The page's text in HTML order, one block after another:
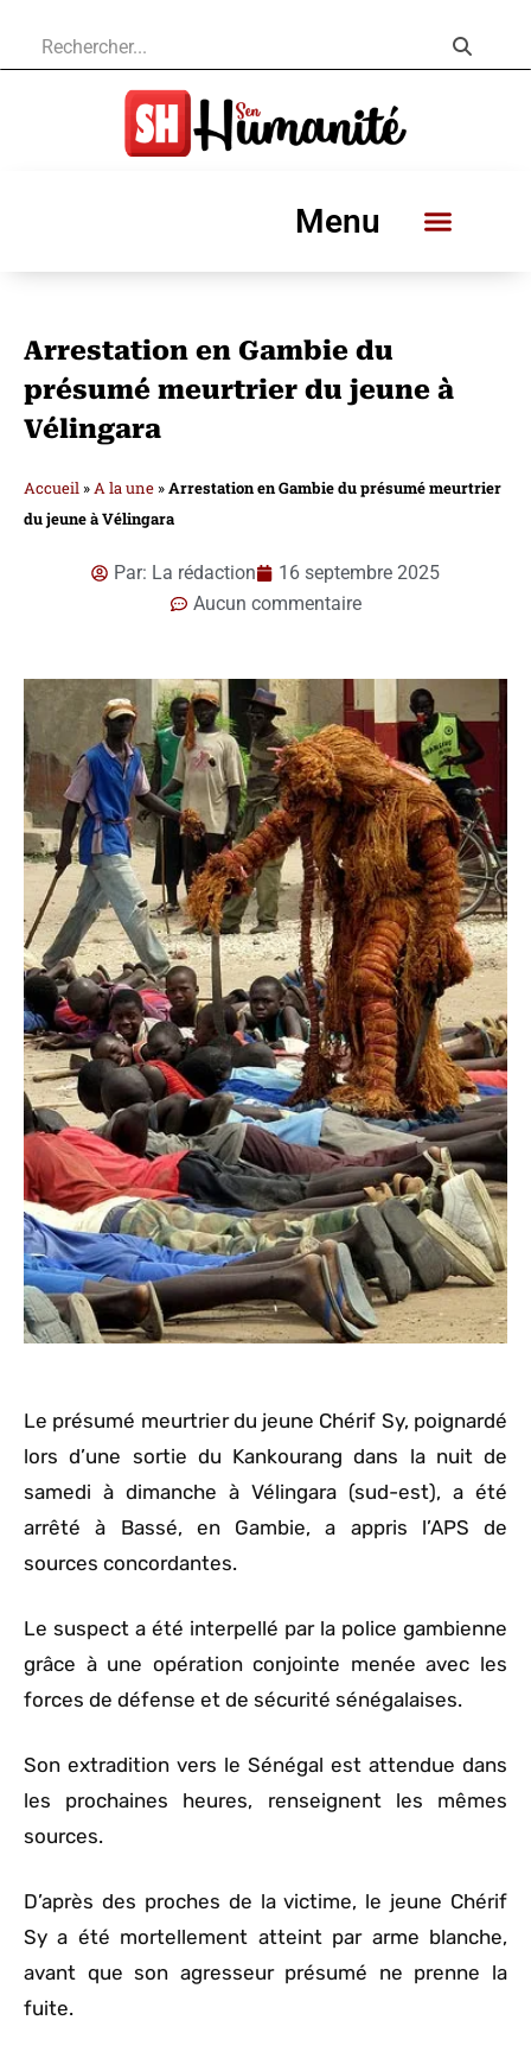
Menu
Arrestation en Gambie du
présumé meurtrier du jeune à
Vélingara
Accueil »A la une »Arrestation en Gambie du présumé meurtrier
du jeune à Vélingara
Par: La rédaction
16 septembre 2025
Aucun commentaire
Le présumé meurtrier du jeune Chérif Sy, poignardé
lors d’une sortie du Kankourang dans la nuit de
samedi à dimanche à Vélingara (sud-est), a été
arrêté à Bassé, en Gambie, a appris l’APS de
sources concordantes.
Le suspect a été interpellé par la police gambienne
grâce à une opération conjointe menée avec les
forces de défense et de sécurité sénégalaises.
Son extradition vers le Sénégal est attendue dans
les prochaines heures, renseignent les mêmes
sources.
D’après des proches de la victime, le jeune Chérif
Sy a été mortellement atteint par arme blanche,
avant que son agresseur présumé ne prenne la
fuite.